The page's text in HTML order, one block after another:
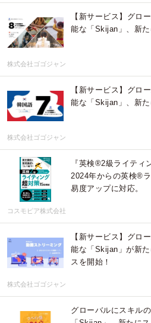
【新サービス】グロ
能な「Skijan」、新
株式会社ゴゴジャン
【新サービス】グロ
能な「Skijan」、新た
株式会社ゴゴジャン
『英検®2級ライテ
2024年からの英検®
易度アップに対応。
コスモピア株式会社
【新サービス】グロ
能な「Skijan」が新
スを開始！
株式会社ゴゴジャン
グローバルにスキル